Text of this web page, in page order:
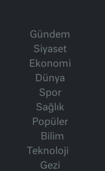
Gündem
Siyaset
Ekonomi
Dünya
Spor
Sağlık
Popüler
Bilim
Teknoloji
Gezi